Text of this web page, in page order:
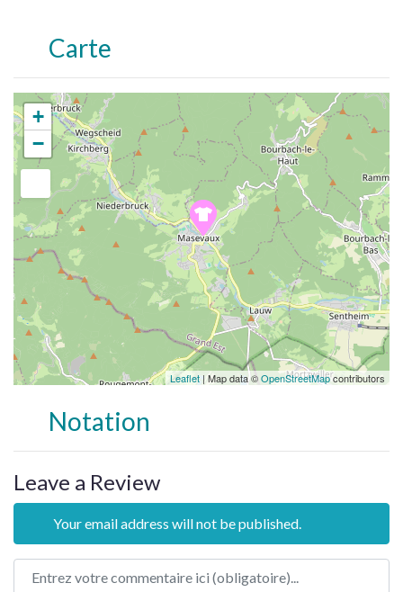
Carte
+
−
Appuyez sur Entrée pour rechercher
Leaflet | Map data ©OpenStreetMapcontributors
Notation
Leave a Review
Your email address will not be published.
Review text